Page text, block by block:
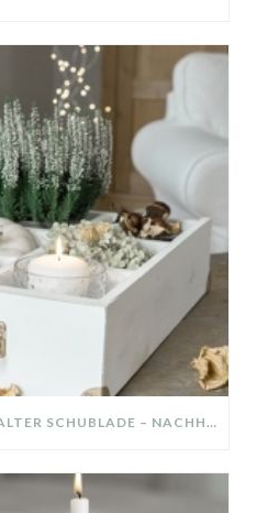
DIY-DEKO-TABLETT AUS ALTER SCHUBLADE – NACHHALTIGE HERBSTDEKO SELBER MACHEN!